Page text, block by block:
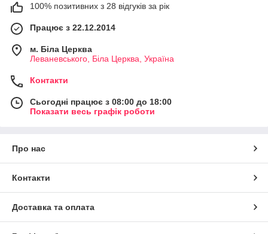
100% позитивних з 28 відгуків за рік
Працює з 22.12.2014
м. Біла Церква
Леваневського, Біла Церква, Україна
Контакти
Сьогодні працює з 08:00 до 18:00
Показати весь графік роботи
Про нас
Контакти
Доставка та оплата